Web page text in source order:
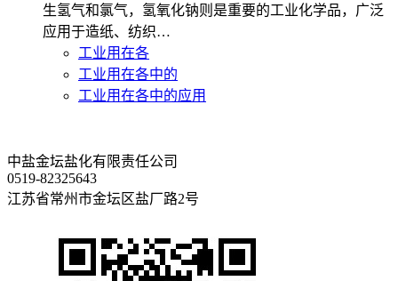
生氢气和氯气，氢氧化钠则是重要的工业化学品，广泛
应用于造纸、纺织…
工业用在各
工业用在各中的
工业用在各中的应用
中盐金坛盐化有限责任公司
0519-82325643
江苏省常州市金坛区盐厂路2号